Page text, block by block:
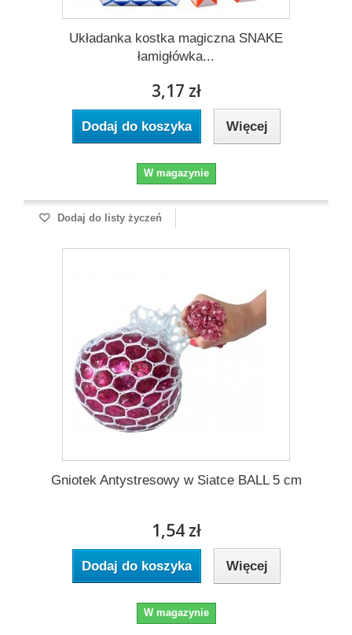
Układanka kostka magiczna SNAKE
łamigłówka...
3,17 zł
Dodaj do koszyka Więcej
W magazynie
Dodaj do listy życzeń
Gniotek Antystresowy w Siatce BALL 5 cm
1,54 zł
Dodaj do koszyka Więcej
W magazynie